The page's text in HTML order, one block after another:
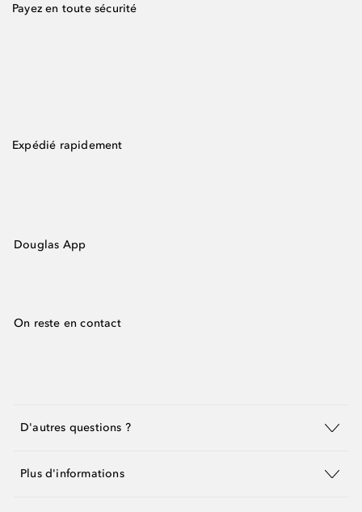
Payez en toute sécurité
Expédié rapidement
Douglas App
On reste en contact
D'autres questions ?
Plus d'informations